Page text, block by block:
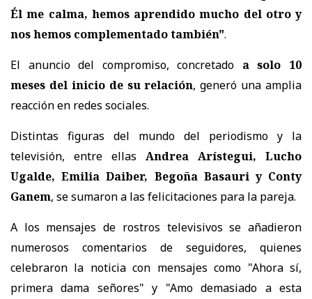
Él me calma, hemos aprendido mucho del otro y
nos hemos complementado también".
El anuncio del compromiso, concretado a solo 10
meses del inicio de su relación, generó una amplia
reacción en redes sociales.
Distintas figuras del mundo del periodismo y la
televisión, entre ellas Andrea Arístegui, Lucho
Ugalde, Emilia Daiber, Begoña Basauri y Conty
Ganem, se sumaron a las felicitaciones para la pareja.
A los mensajes de rostros televisivos se añadieron
numerosos comentarios de seguidores, quienes
celebraron la noticia con mensajes como "Ahora sí,
primera dama señores" y "Amo demasiado a esta